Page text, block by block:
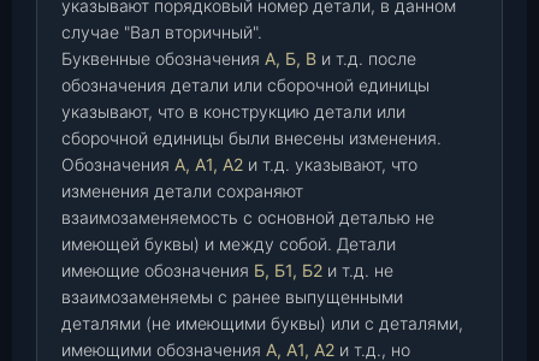
указывают порядковый номер детали, в данном
случае "Вал вторичный".
Буквенные обозначения А, Б, В и т.д. после
обозначения детали или сборочной единицы
указывают, что в конструкцию детали или
сборочной единицы были внесены изменения.
Обозначения А, А1, А2 и т.д. указывают, что
изменения детали сохраняют
взаимозаменяемость с основной деталью не
имеющей буквы) и между собой. Детали
имеющие обозначения Б, Б1, Б2 и т.д. не
взаимозаменяемы с ранее выпущенными
деталями (не имеющими буквы) или с деталями,
имеющими обозначения А, А1, А2 и т.д., но